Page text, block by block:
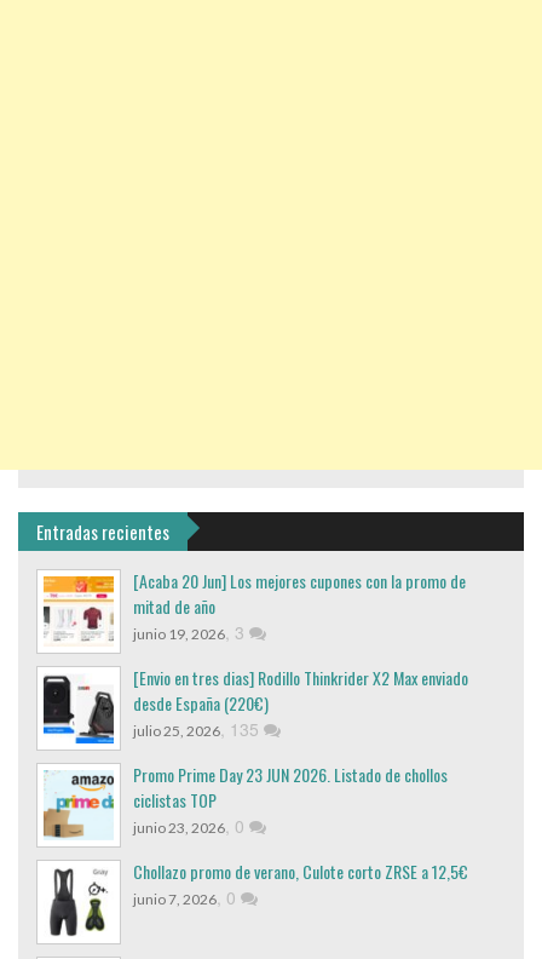
Entradas recientes
[Acaba 20 Jun] Los mejores cupones con la promo de
mitad de año
junio 19, 2026, 3
[Envio en tres dias] Rodillo Thinkrider X2 Max enviado
desde España (220€)
julio 25, 2026, 135
Promo Prime Day 23 JUN 2026. Listado de chollos
ciclistas TOP
junio 23, 2026, 0
Chollazo promo de verano, Culote corto ZRSE a 12,5€
junio 7, 2026, 0